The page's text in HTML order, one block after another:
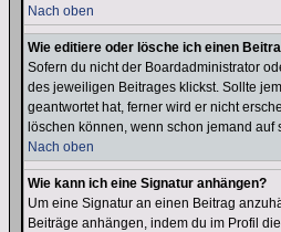
Nach oben
Wie editiere oder lösche ich einen
Sofern du nicht der Boardadministrator
des jeweiligen Beitrages klickst. Sollte
geantwortet hat, ferner wird er nicht
löschen können, wenn schon jemand auf
Nach oben
Wie kann ich eine Signatur anhängen?
Um eine Signatur an einen Beitrag
Beiträge anhängen, indem du im Profil